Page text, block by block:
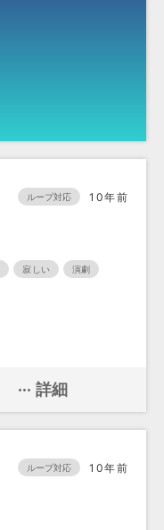
ループ対応 10年前
寂しい 演劇
詳細
ループ対応 10年前